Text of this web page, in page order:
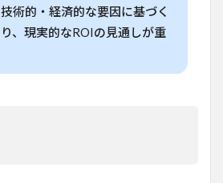
術的・経済的な要因に基づく
、現実的なROIの見通しが重